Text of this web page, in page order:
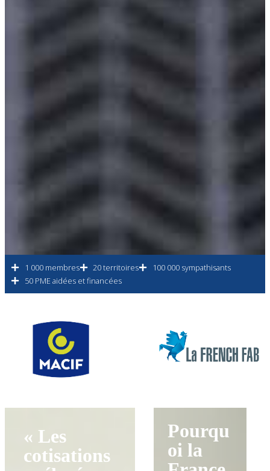
1 000 membres 20 territoires
100 000 sympathisants
50 PME aidées et financées
« Les
cotisations
Pourqu
oi la